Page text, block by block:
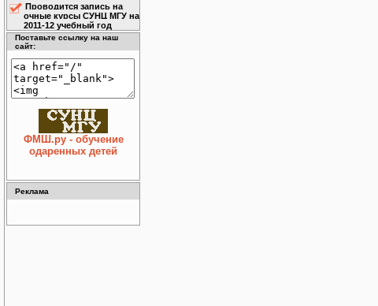
Проводится запись на
очные курсы СУНЦ МГУ на
2011-12 учебный год
Поставьте ссылку на наш
сайт:
ФМШ.ру - обучение
одаренных детей
Реклама